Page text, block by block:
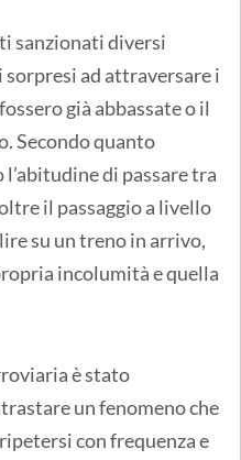
sanzionati diversi
ad attraversare i
già abbassate o il
Secondo quanto
di passare tra
il passaggio a livello
su un treno in arrivo,
incolumità e quella
è stato
un fenomeno che
con frequenza e